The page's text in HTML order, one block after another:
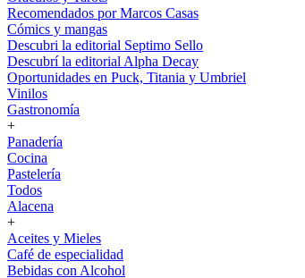
Recomendados por Marcos Casas
Cómics y mangas
Descubri la editorial Septimo Sello
Descubrí la editorial Alpha Decay
Oportunidades en Puck, Titania y Umbriel
Vinilos
Gastronomía
+
Panadería
Cocina
Pastelería
Todos
Alacena
+
Aceites y Mieles
Café de especialidad
Bebidas con Alcohol